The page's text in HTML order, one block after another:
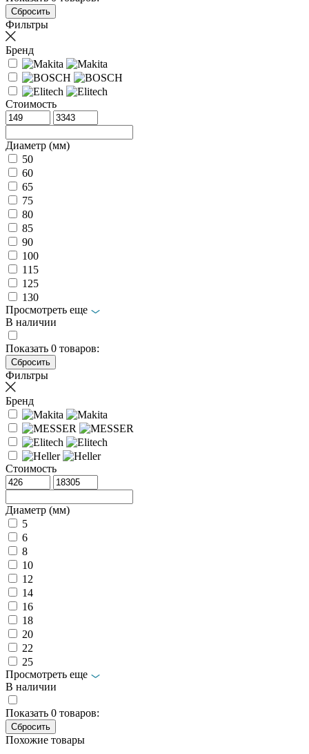
Фильтры
Бренд
Стоимость
Диаметр (мм)
50
60
65
75
80
85
90
100
115
125
130
Просмотреть еще
В наличии
Показать 0 товаров:
Фильтры
Бренд
Стоимость
Диаметр (мм)
5
6
8
10
12
14
16
18
20
22
25
Просмотреть еще
В наличии
Показать 0 товаров:
Похожие товары